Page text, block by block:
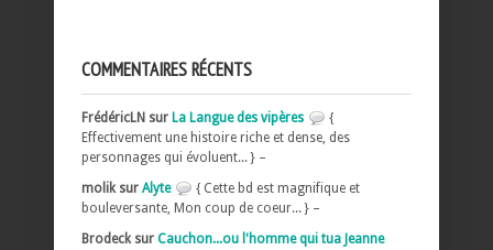
COMMENTAIRES RÉCENTS
FrédéricLN sur La Langue des vipères
{
Effectivement une histoire riche et dense, des
personnages qui évoluent... } –
molik sur Alyte
{ Cette bd est magnifique et
bouleversante, Mon coup de coeur... } –
Brodeck sur Cauchon...ou l'homme qui tua Jeanne